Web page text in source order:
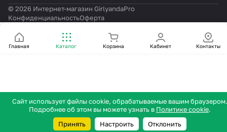
Главная Каталог Корзина Кабинет Контакты
© 2026 Интернет-магазин GirlyandaPro
КонфиденциальностьОферта
Сайт использует файлы cookie, обрабатываемые вашим браузером.
Подробнее об этом вы можете узнать в Политике cookie.
Принять
Настроить Отклонить